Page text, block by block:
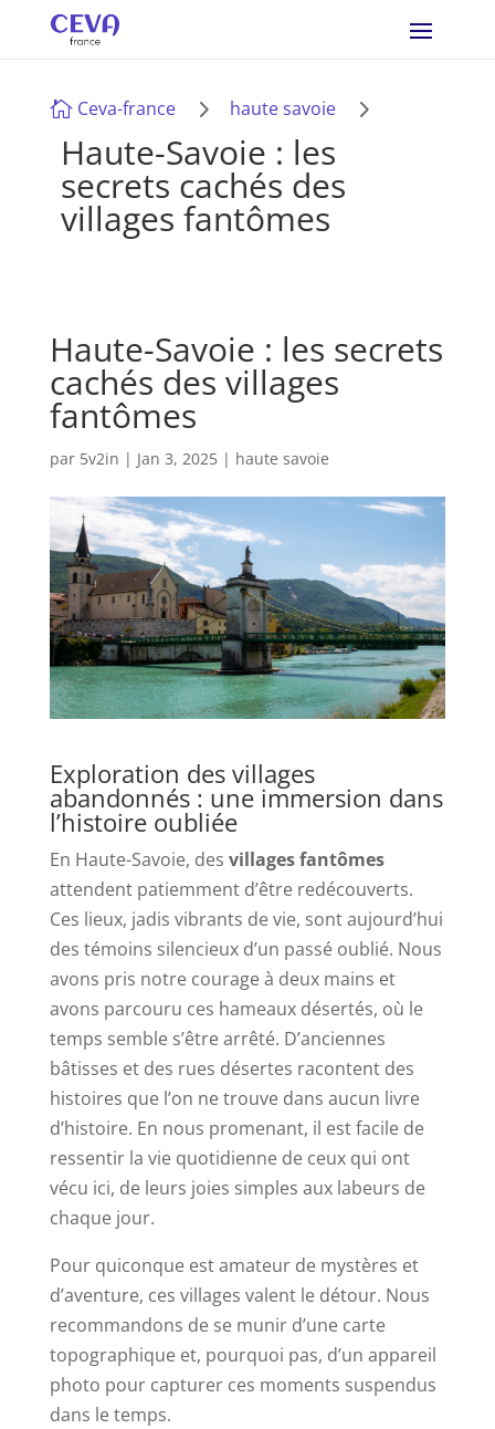
 Ceva-france 5 haute savoie 5
Haute-Savoie : les
secrets cachés des
villages fantômes
Haute-Savoie : les secrets
cachés des villages
fantômes
par 5v2in | Jan 3, 2025| haute savoie
Exploration des villages
abandonnés : une immersion dans
l’histoire oubliée
En Haute-Savoie, des villages fantômes
attendent patiemment d’être redécouverts.
Ces lieux, jadis vibrants de vie, sont aujourd’hui
des témoins silencieux d’un passé oublié. Nous
avons pris notre courage à deux mains et
avons parcouru ces hameaux désertés, où le
temps semble s’être arrêté. D’anciennes
bâtisses et des rues désertes racontent des
histoires que l’on ne trouve dans aucun livre
d’histoire. En nous promenant, il est facile de
ressentir la vie quotidienne de ceux qui ont
vécu ici, de leurs joies simples aux labeurs de
chaque jour.
Pour quiconque est amateur de mystères et
d’aventure, ces villages valent le détour. Nous
recommandons de se munir d’une carte
topographique et, pourquoi pas, d’un appareil
photo pour capturer ces moments suspendus
dans le temps.